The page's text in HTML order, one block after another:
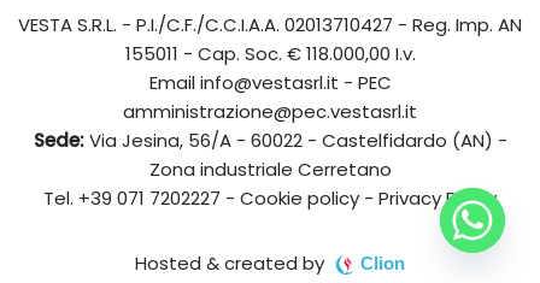
VESTA S.R.L. - P.I./C.F./C.C.I.A.A. 02013710427 - Reg. Imp. AN
155011 - Cap. Soc. € 118.000,00 I.v.
Emailinfo@vestasrl.it - PEC
amministrazione@pec.vestasrl.it
Sede:Via Jesina, 56/A - 60022 - Castelfidardo (AN) -
Zona industriale Cerretano
Tel. +39 071 7202227 - Cookie policy - Privacy Policy
Hosted & created by Clion